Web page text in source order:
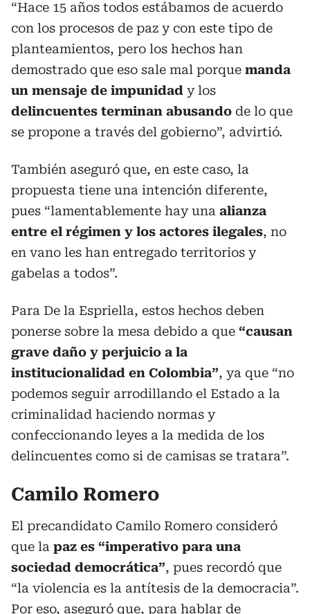
“Hace 15 años todos estábamos de acuerdo
con los procesos de paz y con este tipo de
planteamientos, pero los hechos han
demostrado que eso sale mal porque manda
un mensaje de impunidad y los
delincuentes terminan abusando de lo que
se propone a través del gobierno”, advirtió.
También aseguró que, en este caso, la
propuesta tiene una intención diferente,
pues “lamentablemente hay una alianza
entre el régimen y los actores ilegales, no
en vano les han entregado territorios y
gabelas a todos”.
Para De la Espriella, estos hechos deben
ponerse sobre la mesa debido a que “causan
grave daño y perjuicio a la
institucionalidad en Colombia”, ya que “no
podemos seguir arrodillando el Estado a la
criminalidad haciendo normas y
confeccionando leyes a la medida de los
delincuentes como si de camisas se tratara”.
Camilo Romero
El precandidato Camilo Romero consideró
que la paz es “imperativo para una
sociedad democrática”, pues recordó que
“la violencia es la antítesis de la democracia”.
Por eso, aseguró que, para hablar de